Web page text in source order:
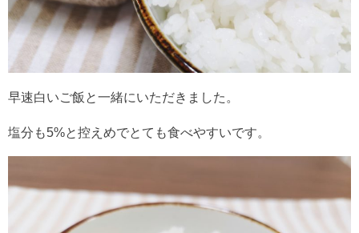
早速白いご飯と一緒にいただきました。
塩分も5%と控えめでとても食べやすいです。